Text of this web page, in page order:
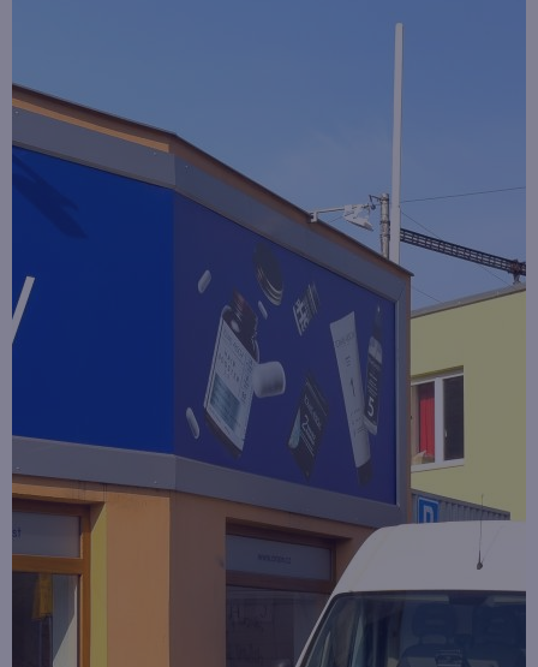
Newsletter
Soutěž o cestu na Floridu - ukončena